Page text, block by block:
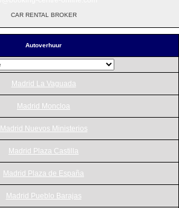
Autoverhuur
Madrid La Vaguada
Madrid Moncloa
Madrid Nuevos Ministerios
Madrid Plaza Castilla
Madrid Plaza de España
Madrid Pueblo Barajas
CAR RENTAL BROKER